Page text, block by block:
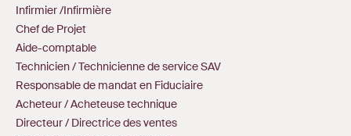
Infirmier /Infirmière
Chef de Projet
Aide-comptable
Technicien / Technicienne de service SAV
Responsable de mandat en Fiduciaire
Acheteur / Acheteuse technique
Directeur / Directrice des ventes